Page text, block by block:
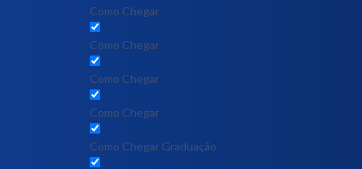
Como Chegar
Como Chegar
Como Chegar
Como Chegar
Como Chegar Graduação